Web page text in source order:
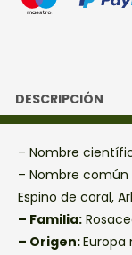
DESCRIPCIÓN
– Nombre
– Nombre común
Espino de coral,
– Familia:
– Origen:Europa